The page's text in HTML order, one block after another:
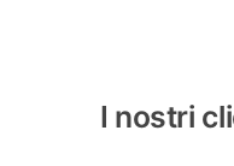
I nostri